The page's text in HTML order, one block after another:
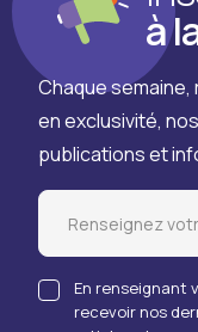
à
Chaque
en exclusivité,
publications et
Email
En renseignant
recevoir nos